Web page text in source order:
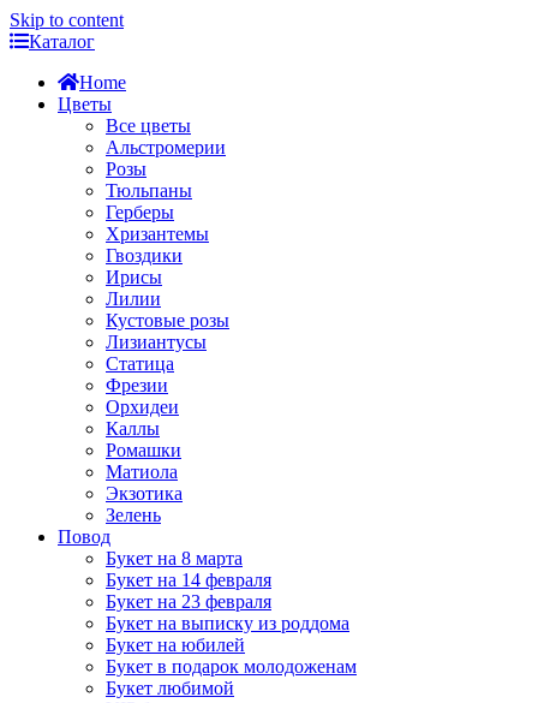
Skip to content
Каталог
Home
Цветы
Все цветы
Альстромерии
Розы
Тюльпаны
Герберы
Хризантемы
Гвоздики
Ирисы
Лилии
Кустовые розы
Лизиантусы
Статица
Фрезии
Орхидеи
Каллы
Ромашки
Матиола
Экзотика
Зелень
Повод
Букет на 8 марта
Букет на 14 февраля
Букет на 23 февраля
Букет на выписку из роддома
Букет на юбилей
Букет в подарок молодоженам
Букет любимой